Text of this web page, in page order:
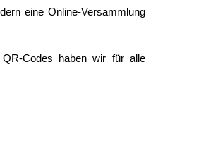
eine Online-Versammlung
Codes haben wir für alle